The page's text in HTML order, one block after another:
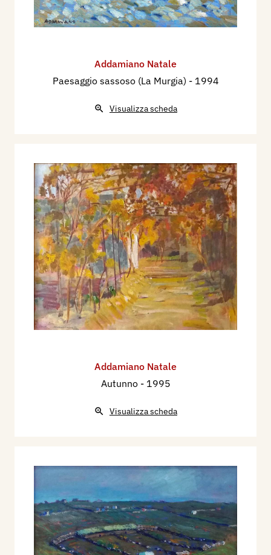
Addamiano Natale
Paesaggio sassoso (La Murgia) - 1994
Visualizza scheda
Addamiano Natale
Autunno - 1995
Visualizza scheda